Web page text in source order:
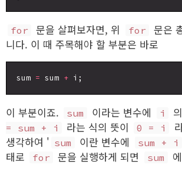
for 문을 살펴보자면, 위 for 문은
니다. 이 때 주목해야 할 부분은 바로
sum = sum +
이 부분이죠. sum 이라는 변수에 i
= sum + i 라는 식의 뜻이 0 = i
생각하여 ' sum 이란 변수에 sum + i
태로
for 문을 실행하게 되면 sum